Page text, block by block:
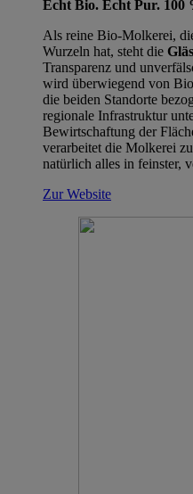
Echt Bio. Echt Pur. 100
Als reine Bio-Molkerei,
Wurzeln hat, steht die
Transparenz und
wird überwiegend von
die beiden Standorte
regionale Infrastruktur
Bewirtschaftung der
verarbeitet die Molkerei
natürlich alles in feinster,
Zur Website